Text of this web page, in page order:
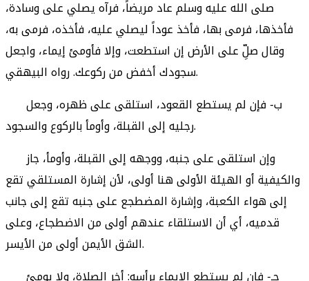
صلى الله عليه وسلم عاد مريضاً، فرآه يصلي على وسادة،
فأخذها، فرمى بها، فأخذ عوداً ليصلي عليه، فأخذه، فرمى به،
وقال صلِّ على الأرض إن استطعت، وإلا فأومئ إيماء، واجعل
سجودك أخفض من ركوعك. رواه البيهقي.
رجليه إلى القبلة، وأومأ بالركوع والسجود.
وإن استلقى على جنبه، ووجهه إلى القبلة، وأومأ، جاز
والكيفية أو الهيئة الأولى هنا أولى، لأن إشارة المستلقي تقع
إلى هواء الكعبة، وإشارة المضطجع على جنبه تقع إلى جانب
قدميه، أي أن الاستلقاء عندهم أولى من الاضطجاع، وعلى
الشق الأيمن أولى من الأيسر.